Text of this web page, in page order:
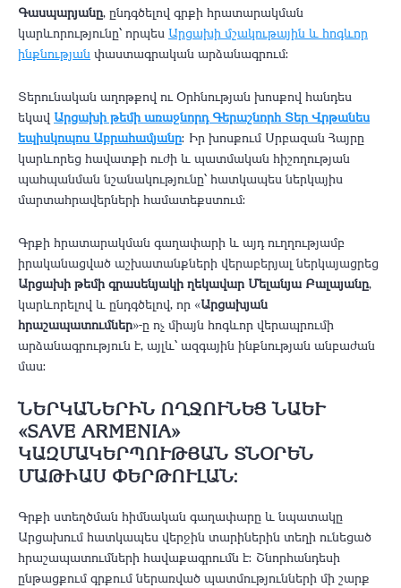
Գասպարյանը, ընդգծելով գրքի հրատարակման
կարևորությունը՝ որպես Արցախի մշակութային և հոգևոր
ինքնության փաստագրական արձանագրում։
Տերունական աղոթքով ու Օրհնության խոսքով հանդես
եկավ Արցախի թեմի առաջնորդ Գերաշնորհ Տեր Վրթանես
եպիսկոպոս Աբրահամյանը։ Իր խոսքում Սրբազան Հայրը
կարևորեց հավատքի ուժի և պատմական հիշողության
պահպանման նշանակությունը՝ հատկապես ներկայիս
մարտահրավերների համատեքստում։
Գրքի հրատարակման գաղափարի և այդ ուղղությամբ
իրականացված աշխատանքների վերաբերյալ ներկայացրեց
Արցախի թեմի գրասենյակի ղեկավար Մելանյա Բալայանը,
կարևորելով և ընդգծելով, որ «Արցախյան
հրաշապատումներ»-ը ոչ միայն հոգևոր վերապրումի
արձանագրություն է, այլև՝ ազգային ինքնության անբաժան
մաս։
ՆԵՐԿԱՆԵՐԻՆ ՈՂՋՈՒՆԵՑ ՆԱԵՒ «
SAVE ARMENIA» Կ
ԱԶՄԱԿԵՐՊՈՒԹՅԱՆ ՏՆՕՐԵՆ Մ
ԱԹԻԱՍ ՓԵՐԹՈՒԼԱՆ։
Գրքի ստեղծման հիմնական գաղափարը և նպատակը
Արցախում հատկապես վերջին տարիներին տեղի ունեցած
հրաշապատումների հավաքագրումն է։ Շնորհանդեսի
ընթացքում գրքում ներառված պատմությունների մի շարք